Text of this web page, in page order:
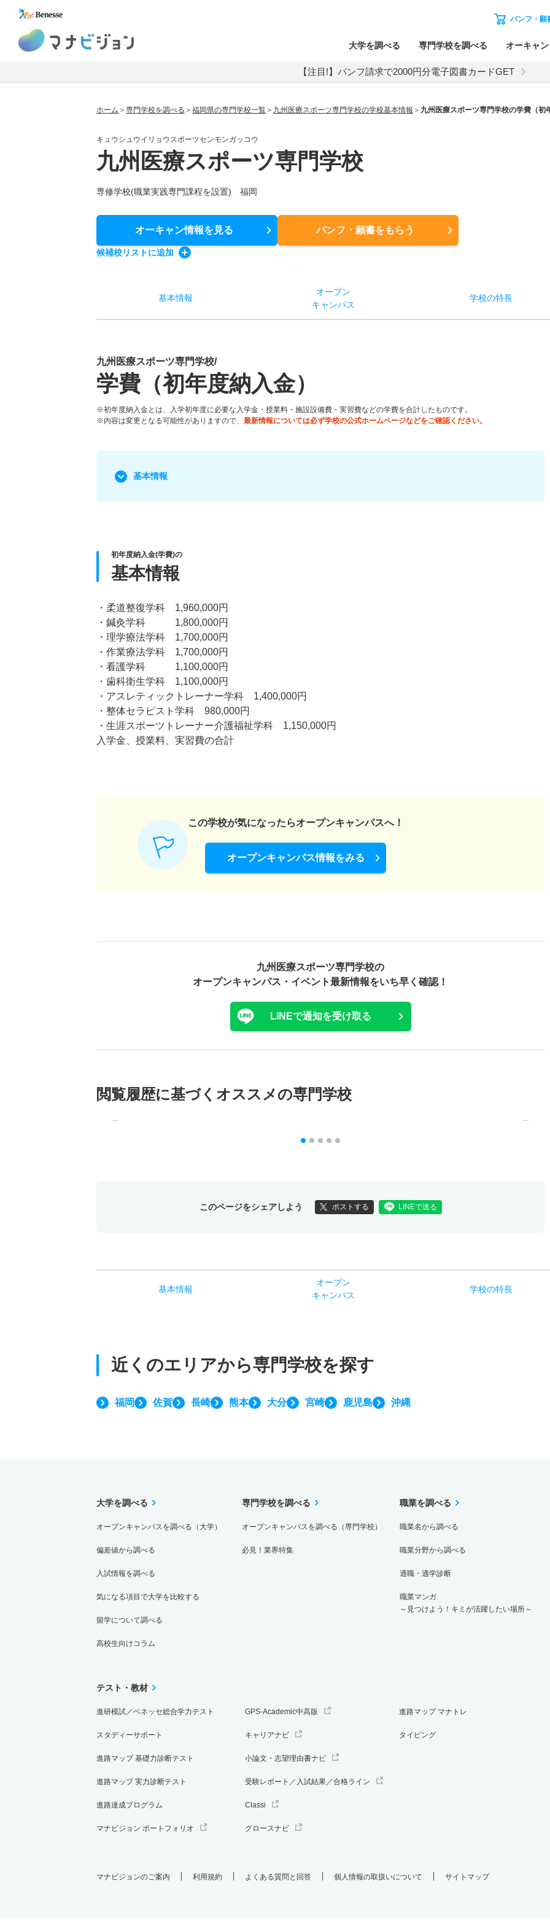
パンフ・願
大学を調べる 専門学校を調べる オーキャ
【注目!】パンフ請求で2000円分電子図書カードGET
ホーム 専門学校を調べる 福岡県の専門学校一覧 九州医療スポーツ専門学校の学校基本情報 九州医療スポーツ専門学校の学費（初
キュウシュウイリョウスポーツセンモンガッコウ
九州医療スポーツ専門学校
専修学校(職業実践専門課程を設置) 福岡
オーキャン情報を見る パンフ・願書をもらう
候補校リストに追加
基本情報
オープン
キャンパス
学校の特長
九州医療スポーツ専門学校/
学費（初年度納入金）
※初年度納入金とは、入学初年度に必要な入学金・授業料・施設設備費・実習費などの学費を合計したものです。
※内容は変更となる可能性がありますので、 最新情報については必ず学校の公式ホームページなどをご確認ください。
基本情報
初年度納入金(学費)の
基本情報
・柔道整復学科 1,960,000円
・鍼灸学科 1,800,000円
・理学療法学科 1,700,000円
・作業療法学科 1,700,000円
・看護学科 1,100,000円
・歯科衛生学科 1,100,000円
・アスレティックトレーナー学科 1,400,000円
・整体セラピスト学科 980,000円
・生涯スポーツトレーナー介護福祉学科 1,150,000円
入学金、授業料、実習費の合計
この学校が気になったらオープンキャンパスへ！
オープンキャンパス情報をみる
九州医療スポーツ専門学校の
オープンキャンパス・ イベント最新情報をいち早く確認！
LINEで通知を受け取る
閲覧履歴に基づく オススメの専門学校
このページをシェアしよう ポストする LINEで送る
基本情報
オープン
キャンパス
学校の特長
近くのエリアから専門学校を探す
福岡 佐賀 長崎 熊本 大分 宮崎 鹿児島 沖縄
大学を調べる
オープンキャンパスを調べる（大学）
偏差値から調べる
入試情報を調べる
気になる項目で大学を比較する
留学について調べる
高校生向けコラム
専門学校を調べる
オープンキャンパスを調べる（専門学校）
必見！業界特集
職業を調べる
職業名から調べる
職業分野から調べる
適職・適学診断
職業マンガ
～見つけよう！キミが活躍したい場所～
テスト・教材
進研模試／ベネッセ総合学力テスト
スタディーサポート
進路マップ 基礎力診断テスト
進路マップ 実力診断テスト
進路達成プログラム
マナビジョン ポートフォリオ
GPS-Academic中高版
キャリアナビ
小論文・志望理由書ナビ
受験レポート／入試結果／合格ライン
Classi
グロースナビ
進路マップ マナトレ
タイピング
マナビジョンのご案内 利用規約 よくある質問と回答 個人情報の取扱いについて サイトマップ